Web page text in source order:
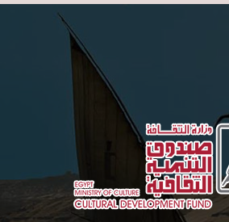
Skip to main content